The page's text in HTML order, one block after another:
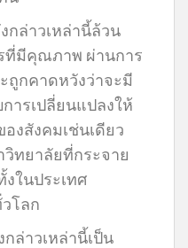
กล่าวเหล่านี้ล้วน
ที่มีคุณภาพ ผ่านการ
ถูกคาดหวังว่าจะมี
ารเปลี่ยนแปลงให้
งสังคมเช่นเดียว
ทยาลัยที่กระจาย
ในประเทศ
โลก
ล่าวเหล่านี้เป็น